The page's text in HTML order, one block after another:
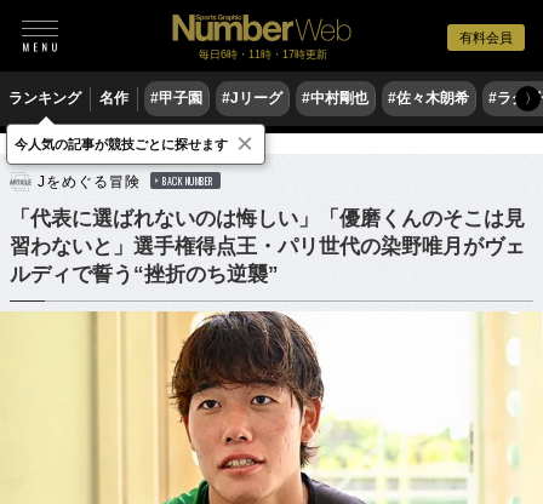
有料会員
毎日6時・11時・17時更新
ランキング 名作 #甲子園 #Jリーグ #中村剛也 #佐々木朗希 #ラグ〉
サッカー サッカー日本代表
Jをめぐる冒険 BACK NUMBER
「代表に選ばれないのは悔しい」「優磨くんのそこは見
習わないと」選手権得点王・パリ世代の染野唯月がヴェ
ルディで誓う“挫折のち逆襲”
今人気の記事が競技ごとに探せます ×